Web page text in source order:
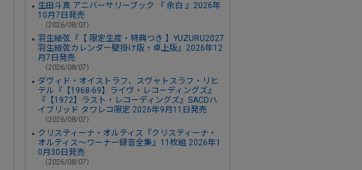
生田斗真 アニバーサリーブック 『 余白 』2026年
10月7日発売
（2026/08/07）
羽生結弦『【 限定生産・特典つき 】YUZURU2027
羽生結弦カレンダー壁掛け版・卓上版』2026年12
月7日発売
（2026/08/07）
ダヴィド・オイストラフ、スヴャトスラフ・リヒ
テル『【1968-69】ライヴ・レコーディングズ』
『【1972】ラスト・レコーディングズ』SACDハ
イブリッド タワレコ限定 2026年9月11日発売
（2026/08/07）
クリスティーナ・オルティス『クリスティーナ・
オルティス～ワーナー録音全集』11枚組 2026年1
0月30日発売
（2026/08/07）